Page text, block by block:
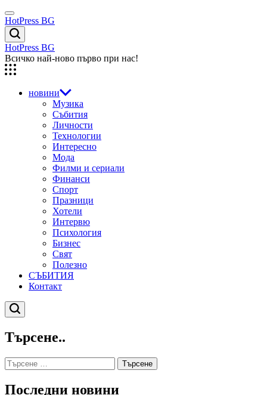
Skip
to
content
Menu
HotPress BG
Търсене
HotPress BG
Всичко най-ново първо при нас!
новини
Музика
Събития
Личности
Технологии
Интересно
Мода
Филми и сериали
Финанси
Спорт
Празници
Хотели
Интервю
Психология
Бизнес
Свят
Полезно
СЪБИТИЯ
Контакт
Търсене
Търсене..
Търсене
за:
Последни новини